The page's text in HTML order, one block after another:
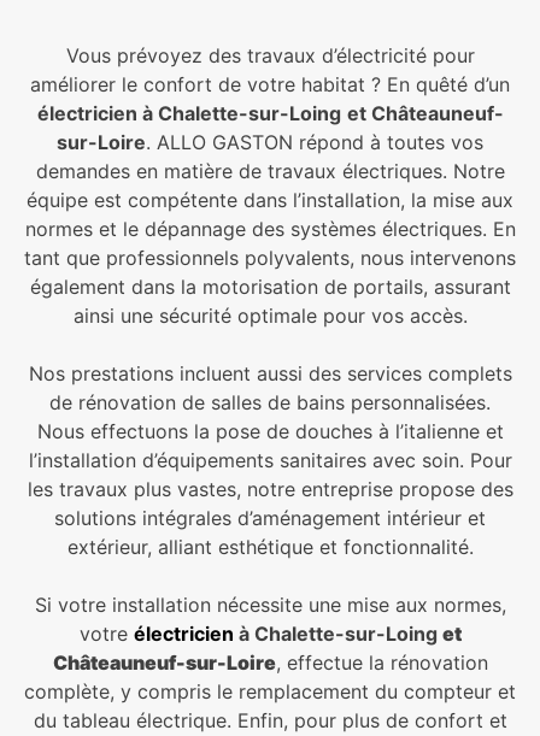
Vous prévoyez des travaux d’électricité pour
améliorer le confort de votre habitat ? En quêté d’un
électricien à Chalette-sur-Loing et Châteauneuf-
sur-Loire. ALLO GASTON répond à toutes vos
demandes en matière de travaux électriques. Notre
équipe est compétente dans l’installation, la mise aux
normes et le dépannage des systèmes électriques. En
tant que professionnels polyvalents, nous intervenons
également dans la motorisation de portails, assurant
ainsi une sécurité optimale pour vos accès.
Nos prestations incluent aussi des services complets
de rénovation de salles de bains personnalisées.
Nous effectuons la pose de douches à l’italienne et
l’installation d’équipements sanitaires avec soin. Pour
les travaux plus vastes, notre entreprise propose des
solutions intégrales d’aménagement intérieur et
extérieur, alliant esthétique et fonctionnalité.
Si votre installation nécessite une mise aux normes,
votre électricien à Chalette-sur-Loing et
Châteauneuf-sur-Loire, effectue la rénovation
complète, y compris le remplacement du compteur et
du tableau électrique. Enfin, pour plus de confort et